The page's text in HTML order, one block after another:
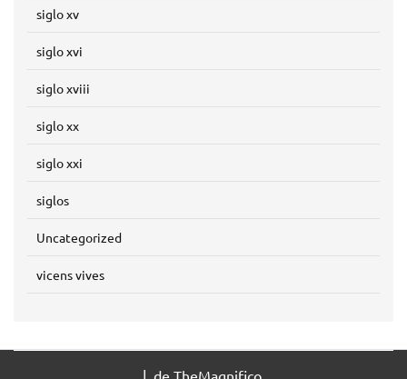
siglo xv
siglo xvi
siglo xviii
siglo xx
siglo xxi
siglos
Uncategorized
vicens vives
| de TheMagnifico.